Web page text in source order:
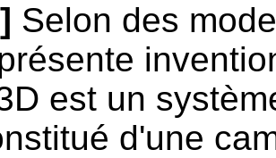
Selon des
est un
d'une